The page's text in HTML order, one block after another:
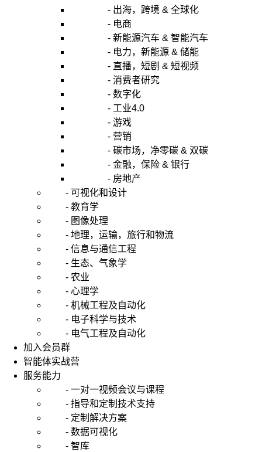
- 出海，跨境 & 全球化
- 电商
- 新能源汽车 & 智能汽车
- 电力，新能源 & 储能
- 直播，短剧 & 短视频
- 消费者研究
- 数字化
- 工业4.0
- 游戏
- 营销
- 碳市场，净零碳 & 双碳
- 金融，保险 & 银行
- 房地产
- 可视化和设计
- 教育学
- 图像处理
- 地理，运输，旅行和物流
- 信息与通信工程
- 生态、气象学
- 农业
- 心理学
- 机械工程及自动化
- 电子科学与技术
- 电气工程及自动化
加入会员群
智能体实战营
服务能力
- 一对一视频会议与课程
- 指导和定制技术支持
- 定制解决方案
- 数据可视化
- 智库